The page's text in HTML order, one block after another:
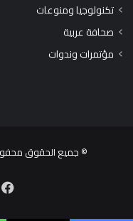
تكنولوجيا ومنوعات
صحافة عربية
مؤتمرات وندوات
© جميع الحقوق